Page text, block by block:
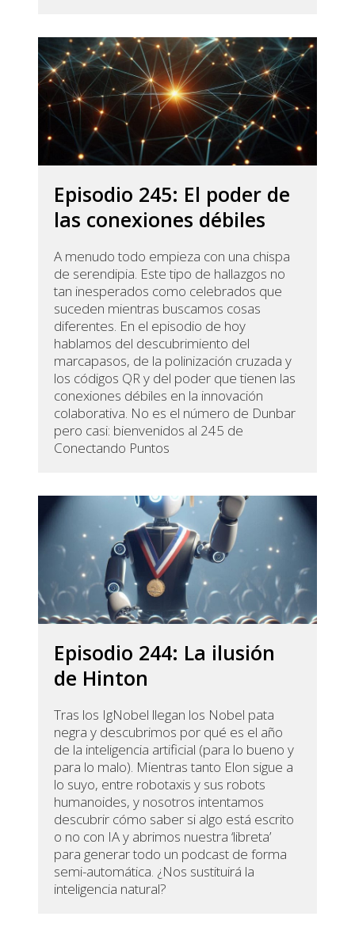
Episodio 245: El poder de
las conexiones débiles
A menudo todo empieza con una chispa
de serendipia. Este tipo de hallazgos no
tan inesperados como celebrados que
suceden mientras buscamos cosas
diferentes. En el episodio de hoy
hablamos del descubrimiento del
marcapasos, de la polinización cruzada y
los códigos QR y del poder que tienen las
conexiones débiles en la innovación
colaborativa. No es el número de Dunbar
pero casi: bienvenidos al 245 de
Conectando Puntos
Episodio 244: La ilusión
de Hinton
Tras los IgNobel llegan los Nobel pata
negra y descubrimos por qué es el año
de la inteligencia artificial (para lo bueno y
para lo malo). Mientras tanto Elon sigue a
lo suyo, entre robotaxis y sus robots
humanoides, y nosotros intentamos
descubrir cómo saber si algo está escrito
o no con IA y abrimos nuestra ‘libreta’
para generar todo un podcast de forma
semi-automática. ¿Nos sustituirá la
inteligencia natural?